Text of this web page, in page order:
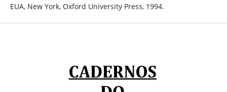
EUA, New York, Oxford University Press, 1994.